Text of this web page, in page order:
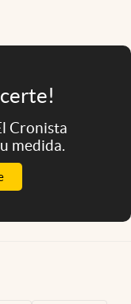
Cronista
medida.